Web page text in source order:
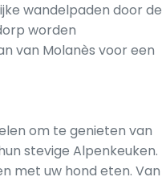
wandelpaden door de
worden
van Molanès voor een
om te genieten van
stevige Alpenkeuken.
met uw hond eten. Van